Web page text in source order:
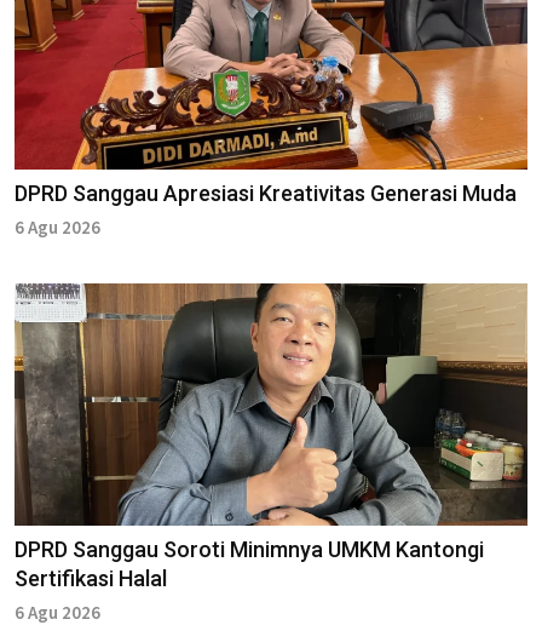
DPRD Sanggau Apresiasi Kreativitas Generasi Muda
6 Agu 2026
DPRD Sanggau Soroti Minimnya UMKM Kantongi
Sertifikasi Halal
6 Agu 2026